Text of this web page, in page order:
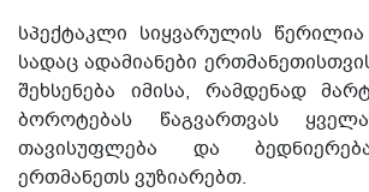
სპექტაკლი სიყვარულის
სადაც ადამიანები
შეხსენება იმისა, რამდენად
ბოროტებას წაგვართვას
თავისუფლება და
ერთმანეთს ვუზიარებთ.